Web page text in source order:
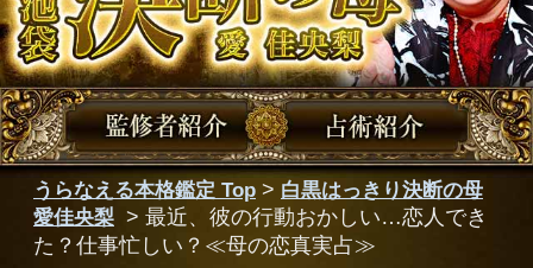
うらなえる本格鑑定 Top>白黒はっきり決断の母
愛佳央梨 >最近、彼の行動おかしい…恋人でき
た？仕事忙しい？≪母の恋真実占≫
最近、彼の行動おかし
い…恋人できた？仕事忙
しい？≪母の恋真実占≫
【女性専用】最近、なんとなく気に
なる彼の言動…仕事が忙しいのか、